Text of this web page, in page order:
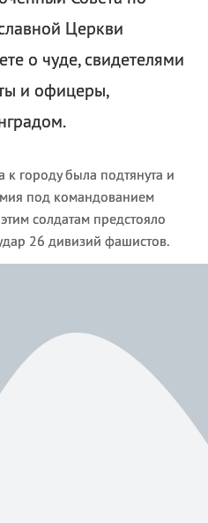
Церкви
о чуде, свидетелями
и офицеры,
городу была подтянута и
под командованием
солдатам предстояло
26 дивизий фашистов.